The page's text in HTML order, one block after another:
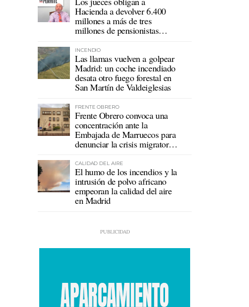
Hacienda a devolver 6.400
millones a más de tres
millones de pensionistas
INCENDIO
Las llamas vuelven a golpear
Madrid: un coche incendiado
desata otro fuego forestal en
San Martín de Valdeiglesias
FRENTE OBRERO
Frente Obrero convoca una
concentración ante la
Embajada de Marruecos para
denunciar la crisis migratoria
CALIDAD DEL AIRE
El humo de los incendios y la
intrusión de polvo africano
empeoran la calidad del aire
en Madrid